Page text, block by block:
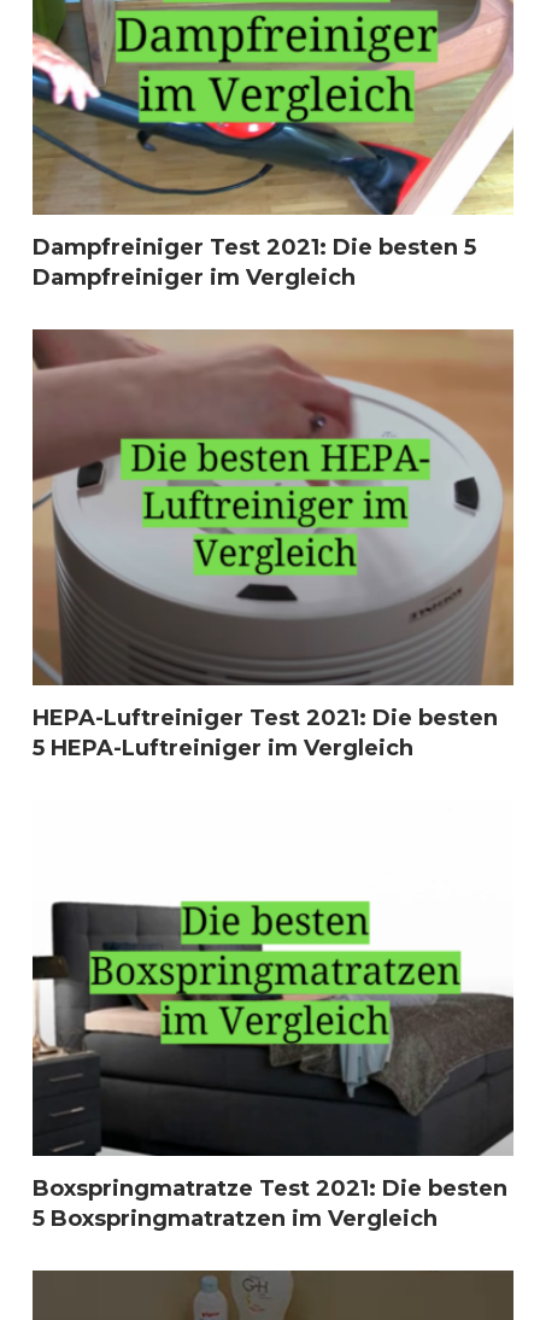
Dampfreiniger Test 2021: Die besten 5
Dampfreiniger im Vergleich
HEPA-Luftreiniger Test 2021: Die besten
5 HEPA-Luftreiniger im Vergleich
Boxspringmatratze Test 2021: Die besten
5 Boxspringmatratzen im Vergleich